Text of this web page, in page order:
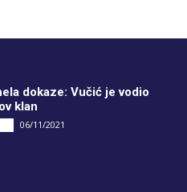
dokaze: Vučić je vodio
klan
06/11/2021